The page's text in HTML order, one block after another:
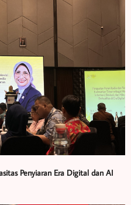
Penyiaran Era Digital dan AI